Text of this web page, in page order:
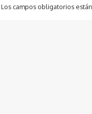
Los campos obligatorios